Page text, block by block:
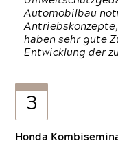
Automobilbau
haben sehr gute
Entwicklung der
3
Honda